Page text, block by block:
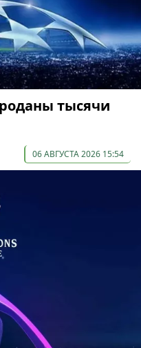
тысячи
06 АВГУСТА 2026 15:54